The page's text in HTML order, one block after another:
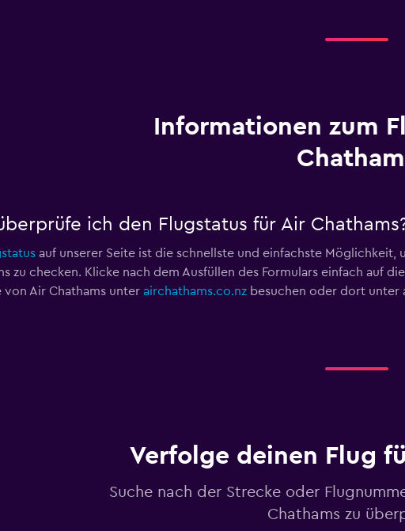
Informationen zum
ich den Flugstatus für Air
auf unserer Seite ist die schnellste und einfachste Möglichkeit,
zu checken. Klicke nach dem Ausfüllen des Formulars einfach auf
von Air Chathams unter airchathams.co.nzbesuchen oder dort unter
Verfolge deinen Flug
Suche nach der Strecke oder
Chathams zu